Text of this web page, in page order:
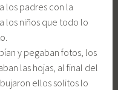
los padres con la
los niños que todo lo
y pegaban fotos, los
las hojas, al final del
ellos solitos lo